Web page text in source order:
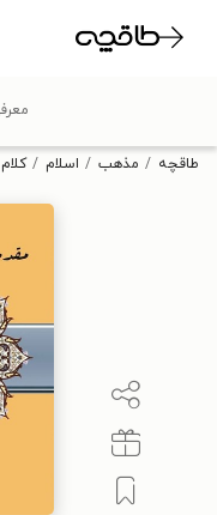
طاقچه مذهب اسلام